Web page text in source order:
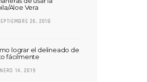
Aloe Vera
26, 2018
lograr el delineado de
fácilmente
14, 2019